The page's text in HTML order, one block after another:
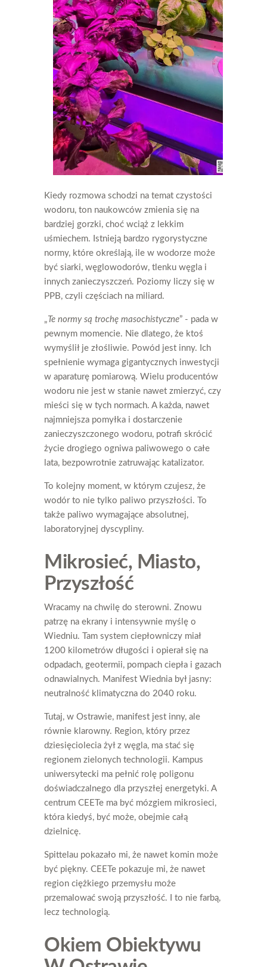
Kiedy rozmowa schodzi na temat czystości
wodoru, ton naukowców zmienia się na
bardziej gorzki, choć wciąż z lekkim
uśmiechem. Istnieją bardzo rygorystyczne
normy, które określają, ile w wodorze może
być siarki, węglowodorów, tlenku węgla i
innych zanieczyszczeń. Poziomy liczy się w
PPB, czyli częściach na miliard.
„Te normy są trochę masochistyczne” - pada w
pewnym momencie. Nie dlatego, że ktoś
wymyślił je złośliwie. Powód jest inny. Ich
spełnienie wymaga gigantycznych inwestycji
w aparaturę pomiarową. Wielu producentów
wodoru nie jest w stanie nawet zmierzyć, czy
mieści się w tych normach. A każda, nawet
najmniejsza pomyłka i dostarczenie
zanieczyszczonego wodoru, potrafi skrócić
życie drogiego ogniwa paliwowego o całe
lata, bezpowrotnie zatruwając katalizator.
To kolejny moment, w którym czujesz, że
wodór to nie tylko paliwo przyszłości. To
także paliwo wymagające absolutnej,
laboratoryjnej dyscypliny.
Mikrosieć, Miasto,
Przyszłość
Wracamy na chwilę do sterowni. Znowu
patrzę na ekrany i intensywnie myślę o
Wiedniu. Tam system ciepłowniczy miał
1200 kilometrów długości i opierał się na
odpadach, geotermii, pompach ciepła i gazach
odnawialnych. Manifest Wiednia był jasny:
neutralność klimatyczna do 2040 roku.
Tutaj, w Ostrawie, manifest jest inny, ale
równie klarowny. Region, który przez
dziesięciolecia żył z węgla, ma stać się
regionem zielonych technologii. Kampus
uniwersytecki ma pełnić rolę poligonu
doświadczalnego dla przyszłej energetyki. A
centrum CEETe ma być mózgiem mikrosieci,
która kiedyś, być może, obejmie całą
dzielnicę.
Spittelau pokazało mi, że nawet komin może
być piękny. CEETe pokazuje mi, że nawet
region ciężkiego przemysłu może
przemalować swoją przyszłość. I to nie farbą,
lecz technologią.
Okiem Obiektywu